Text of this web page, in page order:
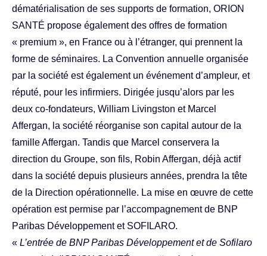
dématérialisation de ses supports de formation, ORION
SANTÉ propose également des offres de formation
« premium », en France ou à l’étranger, qui prennent la
forme de séminaires. La Convention annuelle organisée
par la société est également un événement d’ampleur, et
réputé, pour les infirmiers. Dirigée jusqu’alors par les
deux co-fondateurs, William Livingston et Marcel
Affergan, la société réorganise son capital autour de la
famille Affergan. Tandis que Marcel conservera la
direction du Groupe, son fils, Robin Affergan, déjà actif
dans la société depuis plusieurs années, prendra la tête
de la Direction opérationnelle. La mise en œuvre de cette
opération est permise par l’accompagnement de BNP
Paribas Développement et SOFILARO.
« L’entrée de BNP Paribas Développement et de Sofilaro